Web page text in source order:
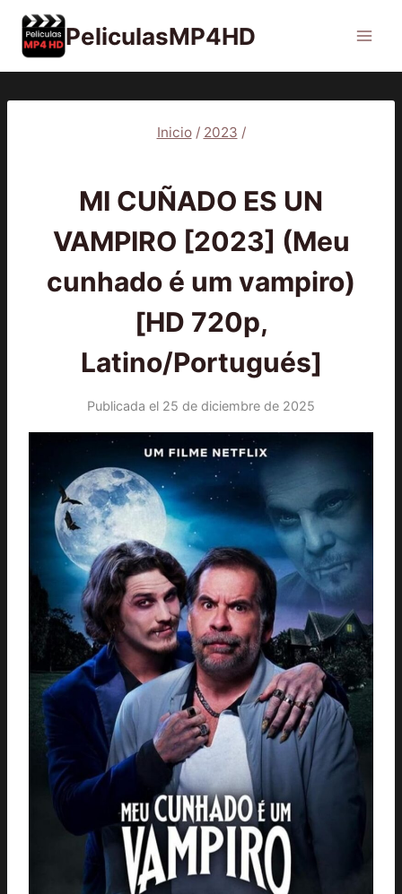
Saltar
contenido
PeliculasMP4HD
Inicio / 2023 /
MI CUÑADO ES UN
VAMPIRO [2023] (Meu
cunhado é um vampiro)
[HD 720p,
Latino/Portugués]
Publicada el 25 de diciembre de 2025